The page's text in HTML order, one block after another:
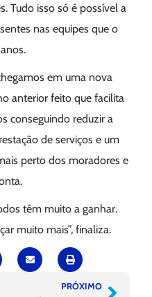
Tudo isso só é possível a
nas equipes que o
em uma nova
anterior feito que facilita
conseguindo reduzir a
de serviços e um
perto dos moradores e
têm muito a ganhar.
muito mais”, finaliza.
PRÓXIMO